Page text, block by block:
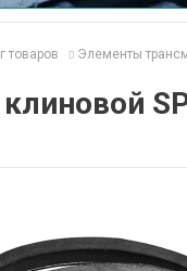
товаров Элементы